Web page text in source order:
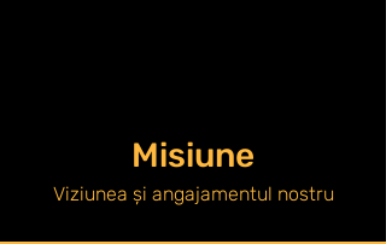
Misiune
Viziunea și angajamentul nostru